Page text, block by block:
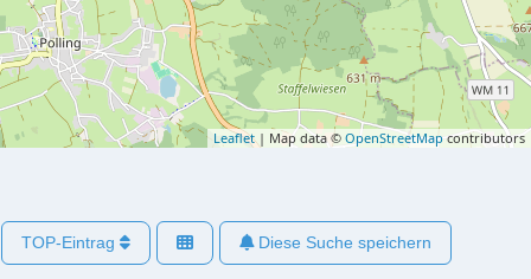
Leaflet| Map data © OpenStreetMapcontributors
TOP-Eintrag Diese Suche speichern